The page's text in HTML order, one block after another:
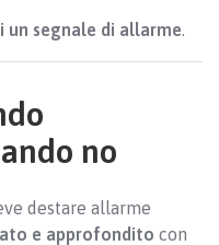
un segnale di allarme.
no
destare allarme
e approfondito con